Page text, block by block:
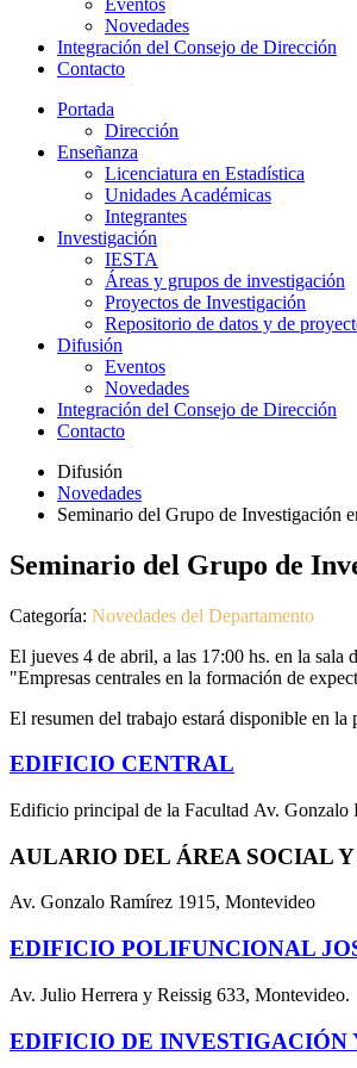
Novedades
Integración del Consejo de Dirección
Contacto
Portada
Dirección
Enseñanza
Licenciatura en Estadística
Unidades Académicas
Integrantes
Investigación
IESTA
Áreas y grupos de investigación
Proyectos de Investigación
Repositorio de datos y de
Difusión
Eventos
Novedades
Integración del Consejo de Dirección
Contacto
Difusión
Novedades
Seminario del Grupo de Investigación
Seminario del Grupo de
Categoría: Novedades del Departamento
El jueves 4 de abril, a las 17:00 hs. en la
"Empresas centrales en la formación de
El resumen del trabajo estará disponible en la
EDIFICIO CENTRAL
Edificio principal de la Facultad Av. Gonzalo
AULARIO DEL ÁREA SOCIAL
Av. Gonzalo Ramírez 1915, Montevideo
EDIFICIO POLIFUNCIONAL
Av. Julio Herrera y Reissig 633, Montevideo.
EDIFICIO DE INVESTIGACIÓN